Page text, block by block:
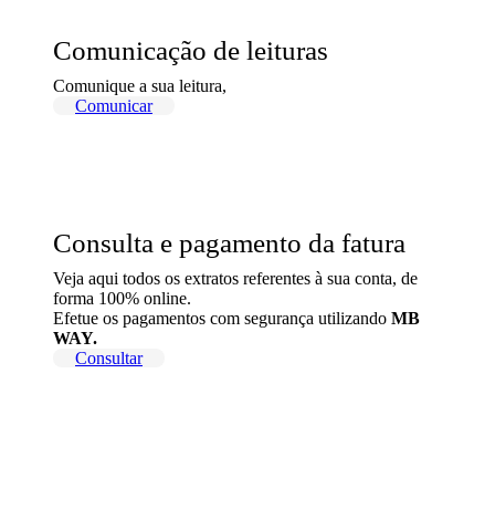
Comunicação de leituras
Comunique a sua leitura,
Comunicar
Consulta e pagamento da fatura
Veja aqui todos os extratos referentes à sua conta, de
forma 100% online.
Efetue os pagamentos com segurança utilizando MB
WAY.
Consultar